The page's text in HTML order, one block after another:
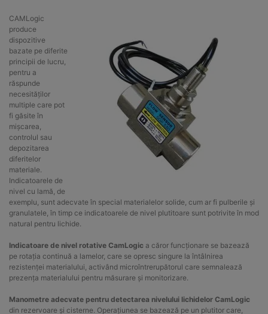
CAMLogic
produce
dispozitive
bazate pe diferite
principii de lucru,
pentru a
răspunde
necesităților
multiple care pot
fi găsite în
mișcarea,
controlul sau
depozitarea
diferitelor
materiale.
Indicatoarele de
nivel cu lamă, de
exemplu, sunt adecvate în special materialelor solide, cum ar fi pulberile și
granulatele, în timp ce indicatoarele de nivel plutitoare sunt potrivite în mod
natural pentru lichide.
Indicatoare de nivel rotative CamLogic a căror funcționare se bazează
pe rotația continuă a lamelor, care se opresc singure la întâlnirea
rezistenței materialului, activând microîntrerupătorul care semnalează
prezența materialului pentru măsurare și monitorizare.
Manometre adecvate pentru detectarea nivelului lichidelor CamLogic
din rezervoare și cisterne. Operațiunea se bazează pe un plutitor care,